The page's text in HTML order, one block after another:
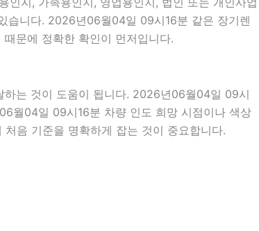
습니다. 2026년06월04일 09시16분 같은 장기렌
문에 정확한 확인이 먼저입니다.
하는 것이 도움이 됩니다. 2026년06월04일 09시
월04일 09시16분 차량 인도 희망 시점이나 색상
음 기준을 명확하게 잡는 것이 중요합니다.